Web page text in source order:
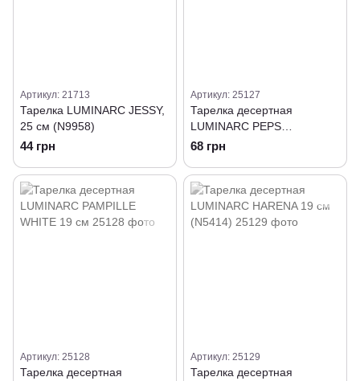
Артикул: 21713
Тарелка LUMINARC JESSY,
25 см (N9958)
44 грн
Артикул: 25127
Тарелка десертная
LUMINARC PEPS
EVOLUTION /195 мм
68 грн
Артикул: 25128
Тарелка десертная
Артикул: 25129
Тарелка десертная